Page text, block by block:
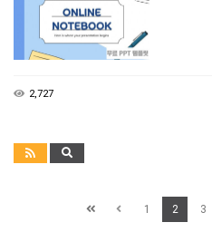
2,727
1 2 3